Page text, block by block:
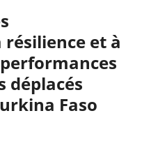
résilience et à
déplacés
Faso